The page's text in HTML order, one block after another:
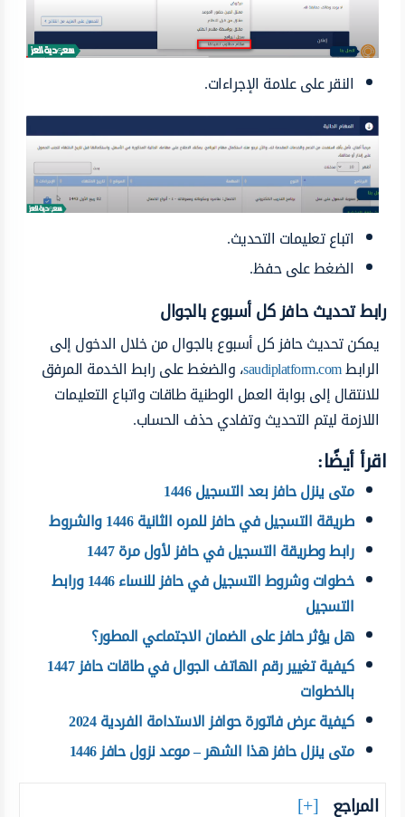
النقر على علامة الإجراءات.
اتباع تعليمات التحديث.
الضغط على حفظ.
رابط تحديث حافز كل أسبوع بالجوال
يمكن تحديث حافز كل أسبوع بالجوال من خلال الدخول إلى
الرابطsaudiplatform.com، والضغط على رابط الخدمة المرفق
للانتقال إلى بوابة العمل الوطنية طاقات واتباع التعليمات
اللازمة ليتم التحديث وتفادي حذف الحساب.
اقرأ أيضًا:
متى ينزل حافز بعد التسجيل 1446
طريقة التسجيل في حافز للمره الثانية 1446 والشروط
رابط وطريقة التسجيل في حافز لأول مرة 1447
خطوات وشروط التسجيل في حافز للنساء 1446 ورابط
التسجيل
هل يؤثر حافز على الضمان الاجتماعي المطور؟
كيفية تغيير رقم الهاتف الجوال في طاقات حافز 1447
بالخطوات
كيفية عرض فاتورة حوافز الاستدامة الفردية 2024
متى ينزل حافز هذا الشهر – موعد نزول حافز 1446
المراجع